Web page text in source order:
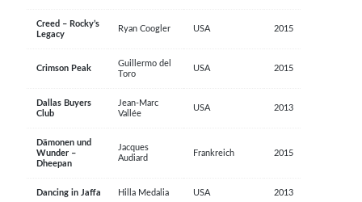
Creed – Rocky’s
Legacy
Ryan Coogler USA 2015
Crimson Peak
Guillermo del
Toro
USA 2015
Dallas Buyers
Club
Jean-Marc
Vallée
USA 2013
Dämonen und
Wunder –
Dheepan
Jacques
Audiard
Frankreich 2015
Dancing in Jaffa Hilla Medalia USA 2013